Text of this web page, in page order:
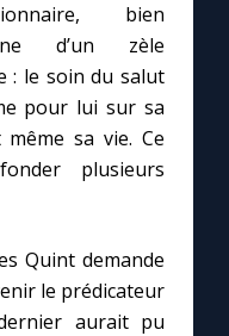
bien
d’un zèle
: le soin du salut
pour lui sur sa
sa vie. Ce
plusieurs
Quint demande
le prédicateur
aurait pu